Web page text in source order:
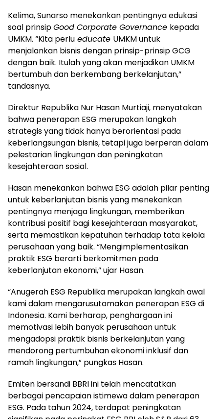
Kelima, Sunarso menekankan pentingnya edukasi
soal prinsipGood Corporate Governance kepada
UMKM. “Kita perlu educate UMKM untuk
menjalankan bisnis dengan prinsip-prinsip GCG
dengan baik. Itulah yang akan menjadikan UMKM
bertumbuh dan berkembang berkelanjutan,”
tandasnya.
Direktur Republika Nur Hasan Murtiaji, menyatakan
bahwa penerapan ESG merupakan langkah
strategis yang tidak hanya berorientasi pada
keberlangsungan bisnis, tetapi juga berperan dalam
pelestarian lingkungan dan peningkatan
kesejahteraan sosial.
Hasan menekankan bahwa ESG adalah pilar penting
untuk keberlanjutan bisnis yang menekankan
pentingnya menjaga lingkungan, memberikan
kontribusi positif bagi kesejahteraan masyarakat,
serta memastikan kepatuhan terhadap tata kelola
perusahaan yang baik. “Mengimplementasikan
praktik ESG berarti berkomitmen pada
keberlanjutan ekonomi,” ujar Hasan.
“Anugerah ESG Republika merupakan langkah awal
kami dalam mengarusutamakan penerapan ESG di
Indonesia. Kami berharap, penghargaan ini
memotivasi lebih banyak perusahaan untuk
mengadopsi praktik bisnis berkelanjutan yang
mendorong pertumbuhan ekonomi inklusif dan
ramah lingkungan,” pungkas Hasan.
Emiten bersandi BBRI ini telah mencatatkan
berbagai pencapaian istimewa dalam penerapan
ESG. Pada tahun 2024, terdapat peningkatan